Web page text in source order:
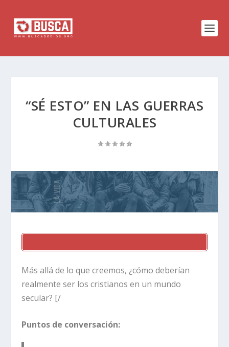
“SÉ ESTO” EN LAS GUERRAS
CULTURALES
Más allá de lo que creemos, ¿cómo deberían
realmente ser los cristianos en un mundo
secular? [/
Puntos de conversación: